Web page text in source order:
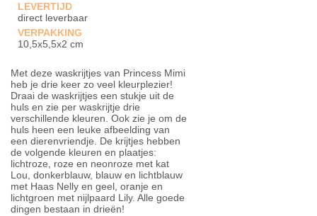
LEVERTIJD
direct leverbaar
VERPAKKING
10,5x5,5x2 cm
Met deze waskrijtjes van Princess Mimi
heb je drie keer zo veel kleurplezier!
Draai de waskrijtjes een stukje uit de
huls en zie per waskrijtje drie
verschillende kleuren. Ook zie je om de
huls heen een leuke afbeelding van
een dierenvriendje. De krijtjes hebben
de volgende kleuren en plaatjes:
lichtroze, roze en neonroze met kat
Lou, donkerblauw, blauw en lichtblauw
met Haas Nelly en geel, oranje en
lichtgroen met nijlpaard Lily. Alle goede
dingen bestaan in drieën!